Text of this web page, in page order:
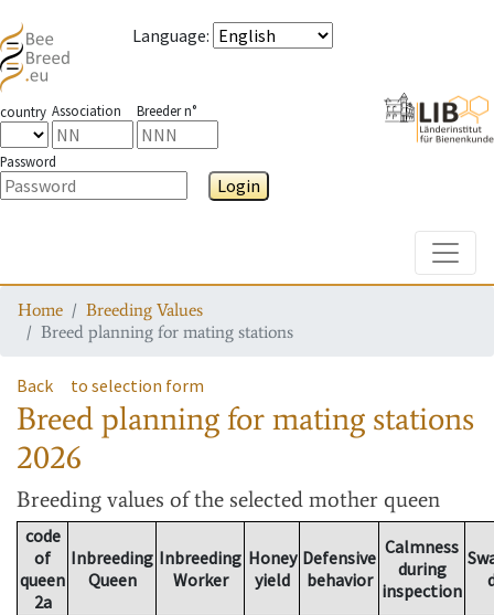
Language:
country Association Breeder n°
Password
Login
Home
Breeding Values
Breed planning for mating stations
Back to selection form
Breed planning for mating stations
2026
Breeding values of the selected mother queen
code
of
queen
2a
Inbreeding
Queen
Inbreeding
Worker
Honey
yield
Defensive
behavior
Calmness
during
inspection